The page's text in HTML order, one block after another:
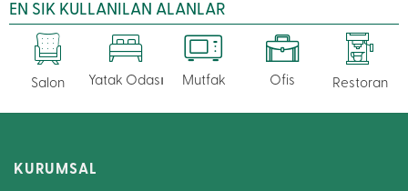
EN SIK KULLANILAN ALANLAR
Salon Yatak Odası Mutfak Ofis Restoran
KURUMSAL